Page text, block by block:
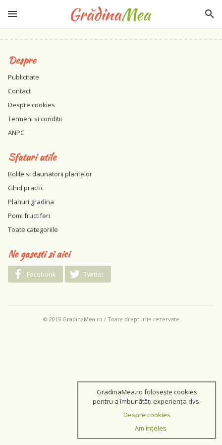
Despre
Publicitate
Contact
Despre cookies
Termeni si conditii
ANPC
Sfaturi utile
Bolile si daunatorii plantelor
Ghid practic
Planuri gradina
Pomi fructiferi
Toate categoriile
Ne gasesti si aici
Facebook Twitter
© 2015 GradinaMea.ro / Toate drepturile rezervate
GradinaMea.ro folosește cookies
pentru a îmbunătăți experiența dvs.
Despre cookies
Am înțeles